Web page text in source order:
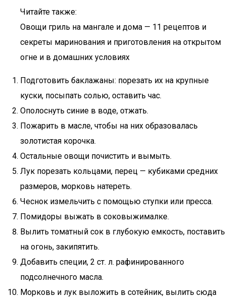
Читайте также:
Овощи гриль на мангале и дома — 11 рецептов и
секреты маринования и приготовления на открытом
огне и в домашних условиях
Подготовить баклажаны: порезать их на крупные
куски, посыпать солью, оставить час.
Ополоснуть синие в воде, отжать.
Пожарить в масле, чтобы на них образовалась
золотистая корочка.
Остальные овощи почистить и вымыть.
Лук порезать кольцами, перец — кубиками средних
размеров, морковь натереть.
Чеснок измельчить с помощью ступки или пресса.
Помидоры выжать в соковыжималке.
Вылить томатный сок в глубокую емкость, поставить
на огонь, закипятить.
Добавить специи, 2 ст. л. рафинированного
подсолнечного масла.
Морковь и лук выложить в сотейник, вылить сюда